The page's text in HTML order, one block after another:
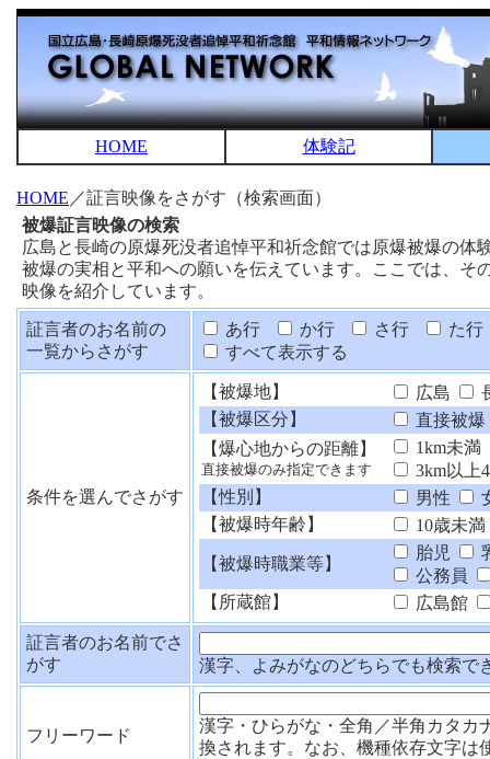
HOME 体験記
HOME ／証言映像をさがす（検索画面）
被爆証言映像の検索
広島と長崎の原爆死没者追悼平和祈念館では原爆被爆の
被爆の実相と平和への願いを伝えています。ここでは、
映像を紹介しています。
証言者のお名前の
一覧からさがす
あ行 か行 さ行
た行
すべて表示する
条件を選んでさがす
【被爆地】 広島
【被爆区分】
直接被爆
【爆心地からの距離】
直接被爆のみ指定できます
1km未満
3km以上
【性別】
男性
【被爆時年齢】
10歳未満
【被爆時職業等】
胎児
公務員
【所蔵館】
広島館
証言者のお名前でさ
がす
漢字、よみがなのどちらでも検索で
フリーワード
漢字・ひらがな・全角／半角カタカ
換されます。なお、機種依存文字は